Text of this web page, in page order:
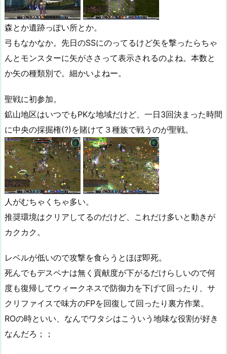
森とか遺跡っぽい所とか。
弓もなかなか。先日のSSにのってるけど矢を撃ったらちゃ
んとモンスターに矢がささって表示されるのよね。本数と
か矢の種類別で。細かいよねー。
聖戦に初参加。
鉱山地区はいつでもPKな地域だけど、一日3回決まった時間
に中央の採掘権(?)を賭けて３種族で戦うのが聖戦。
人がむちゃくちゃ多い。
推奨環境はクリアしてるのだけど、これだけ多いと動きが
カクカク。
レベルが低いので攻撃を食らうとほぼ即死。
死んでもデスペナは無く貢献度が下がるだけらしいので何
度も復帰してウィークネスで防御力を下げて回ったり、サ
クリファイスで味方のFPを回復して回ったり裏方作業。
ROの時といい、なんでワタシはこういう地味な役割が好き
なんだろ；；